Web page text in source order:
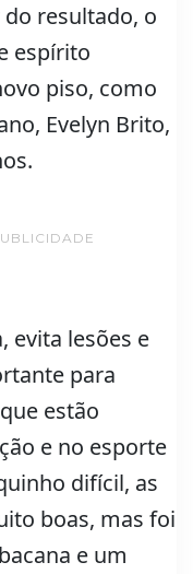
resultado, o
espírito
piso, como
Evelyn Brito,
evita lesões e
para
estão
e no esporte
difícil, as
boas, mas foi
e um